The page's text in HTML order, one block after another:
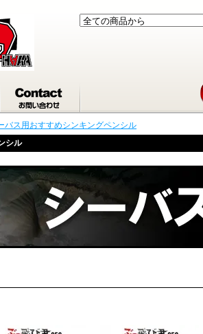
バス用おすすめシンキングペンシル
シル